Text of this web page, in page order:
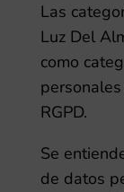
Las
Luz Del
como
RGPD.
Se
de datos